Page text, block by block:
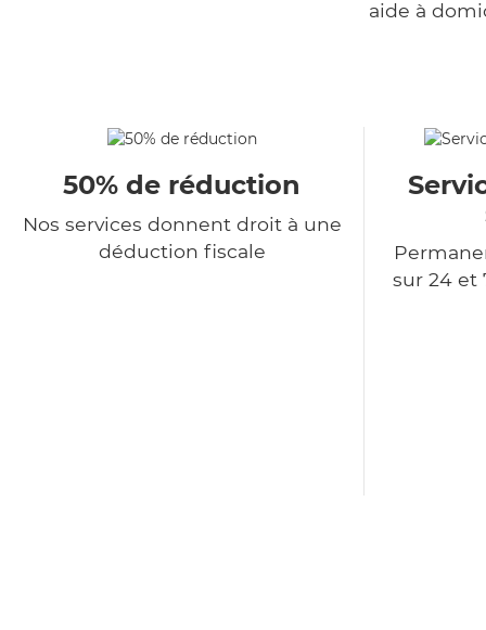
aide à
50% de réduction
Nos services donnent droit à une
déduction fiscale
sur 24 et